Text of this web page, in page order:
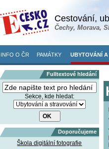
Cestování,
Čechy, Morava,
INFO O ČR PAMÁTKY UBYTOVÁNÍ
Fulltextové hledání
Sekce, kde hledat:
Doporučujeme
Škola digitální fotografie